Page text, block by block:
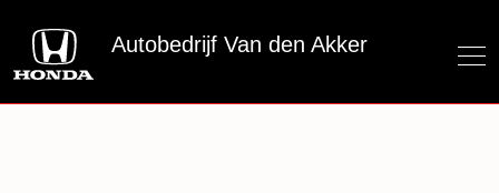
Autobedrijf Van den Akker